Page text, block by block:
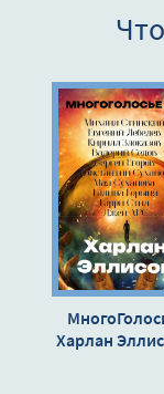
Харлан